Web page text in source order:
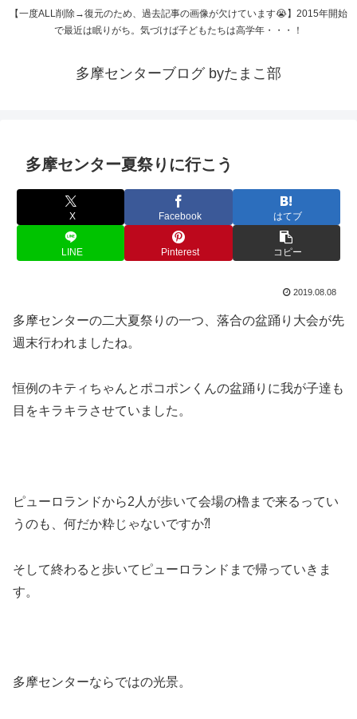
【一度ALL削除→復元のため、過去記事の画像が欠けています😭】2015年開始
で最近は眠りがち。気づけば子どもたちは高学年・・・！
多摩センターブログ byたまこ部
多摩センター夏祭りに行こう
X Facebook はてブ
LINE Pinterest コピー
2019.08.08
多摩センターの二大夏祭りの一つ、落合の盆踊り大会が先
週末行われましたね。
恒例のキティちゃんとポコポンくんの盆踊りに我が子達も
目をキラキラさせていました。
ピューロランドから2人が歩いて会場の櫓まで来るってい
うのも、何だか粋じゃないですか⁈
そして終わると歩いてピューロランドまで帰っていきま
す。
多摩センターならではの光景。